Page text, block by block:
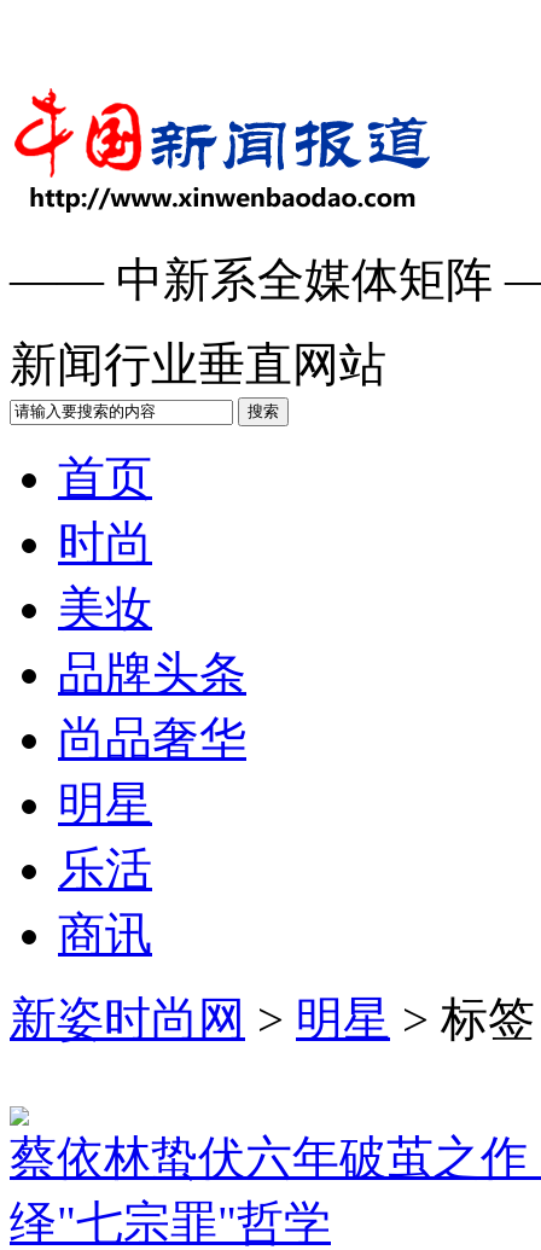
—— 中新系全媒体矩阵
新闻行业垂直网站
搜索
首页
时尚
美妆
品牌头条
尚品奢华
明星
乐活
商讯
新姿时尚网 > 明星 > 标
蔡依林蛰伏六年破茧之作
绎"七宗罪"哲学